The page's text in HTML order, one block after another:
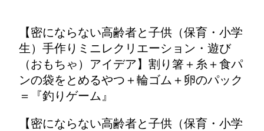
【密にならない高齢者と子供（保育・小学
生）手作りミニレクリエーション・遊び
（おもちゃ）アイデア】割り箸＋糸＋食パ
ンの袋をとめるやつ＋輪ゴム＋卵のパック
＝『釣りゲーム』
【密にならない高齢者と子供（保育・小学